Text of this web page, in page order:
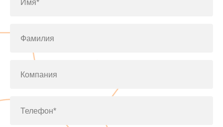
Имя*
Фамилия
Компания
Телефон*